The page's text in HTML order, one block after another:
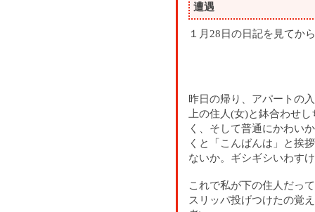
遭遇
１月28日の日記を見てか
昨日の帰り、アパートの
上の住人(女)と鉢合わせ
く、そして普通にかわい
くと「こんばんは」と挨
ないか。ギシギシいわす
これで私が下の住人だっ
スリッパ投げつけたの覚